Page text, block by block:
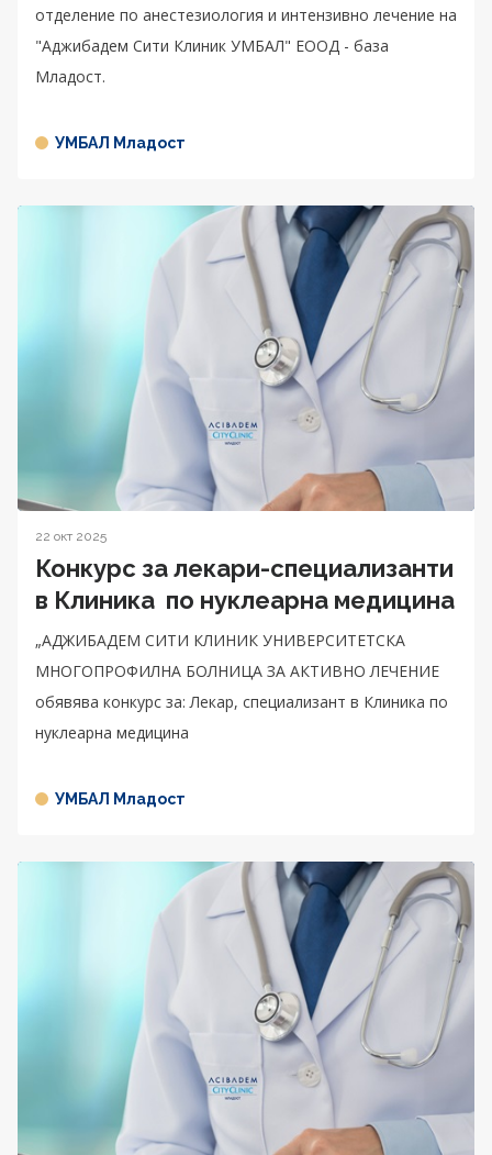
отделение по анестезиология и интензивно лечение на
"Аджибадем Сити Клиник УМБАЛ" ЕООД - база
Младост.
УМБАЛ Младост
22 окт 2025
Конкурс за лекари-специализанти
в Клиника по нуклеарна медицина
„АДЖИБАДЕМ СИТИ КЛИНИК УНИВЕРСИТЕТСКА
МНОГОПРОФИЛНА БОЛНИЦА ЗА АКТИВНО ЛЕЧЕНИЕ
обявява конкурс за: Лекар, специализант в Клиника по
нуклеарна медицина
УМБАЛ Младост